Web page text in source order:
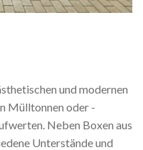
und modernen
Mülltonnen oder -
Neben Boxen aus
Unterstände und